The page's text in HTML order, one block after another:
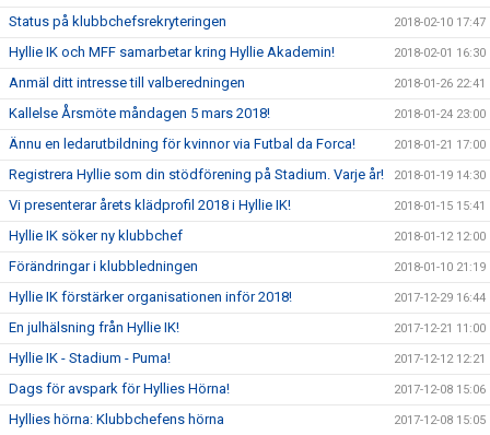
Status på klubbchefsrekryteringen 2018-02-10 17:47
Hyllie IK och MFF samarbetar kring Hyllie Akademin! 2018-02-01 16:30
Anmäl ditt intresse till valberedningen 2018-01-26 22:41
Kallelse Årsmöte måndagen 5 mars 2018! 2018-01-24 23:00
Ännu en ledarutbildning för kvinnor via Futbal da Forca! 2018-01-21 17:00
Registrera Hyllie som din stödförening på Stadium. Varje år! 2018-01-19 14:30
Vi presenterar årets klädprofil 2018 i Hyllie IK! 2018-01-15 15:41
Hyllie IK söker ny klubbchef 2018-01-12 12:00
Förändringar i klubbledningen 2018-01-10 21:19
Hyllie IK förstärker organisationen inför 2018! 2017-12-29 16:44
En julhälsning från Hyllie IK! 2017-12-21 11:00
Hyllie IK - Stadium - Puma! 2017-12-12 12:21
Dags för avspark för Hyllies Hörna! 2017-12-08 15:06
Hyllies hörna: Klubbchefens hörna 2017-12-08 15:05